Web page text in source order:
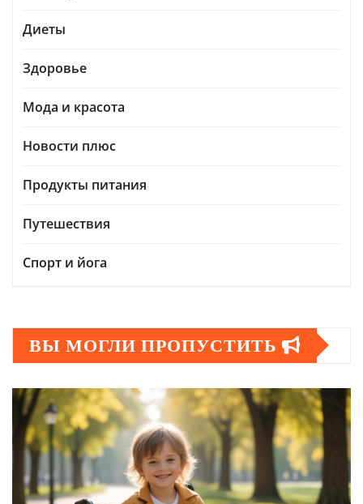
Диеты
Здоровье
Мода и красота
Новости плюс
Продукты питания
Путешествия
Спорт и йога
ВЫ МОГЛИ ПРОПУСТИТЬ